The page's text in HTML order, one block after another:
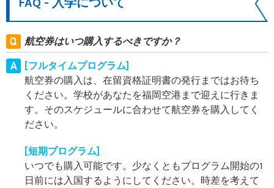
航空券はいつ購入するべきですか？
[フルタイムプログラム]
航空券の購入は、在留資格証明書の発行まではお待ち
ください。学校があなたを福岡空港まで迎えに行きま
す。そのスケジュールに合わせて航空券を購入してく
ださい。
[短期プログラム]
いつでも購入可能です。少なくともプログラム開始の1
日前には入国するようにしてください。時差を考えて